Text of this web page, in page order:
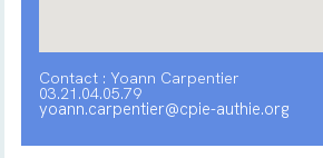
Contact : Yoann Carpentier
03.21.04.05.79
yoann.carpentier@cpie-authie.org